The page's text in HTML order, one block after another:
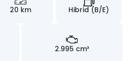
20 km Hibrid (B/E)
2.995 cm³